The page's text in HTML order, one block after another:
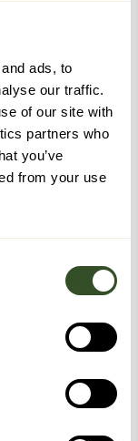
ads, to
our traffic.
of our site with
partners who
you’ve
from your use
- Hard